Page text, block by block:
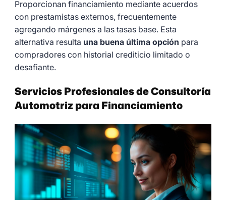
Proporcionan financiamiento mediante acuerdos
con prestamistas externos, frecuentemente
agregando márgenes a las tasas base. Esta
alternativa resulta una buena última opción para
compradores con historial crediticio limitado o
desafiante.
Servicios Profesionales de Consultoría
Automotriz para Financiamiento